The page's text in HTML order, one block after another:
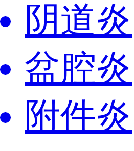
阴道炎
盆腔炎
附件炎